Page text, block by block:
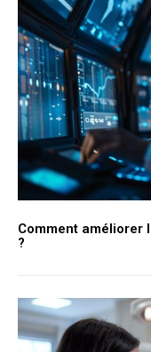
Comment améliorer
?